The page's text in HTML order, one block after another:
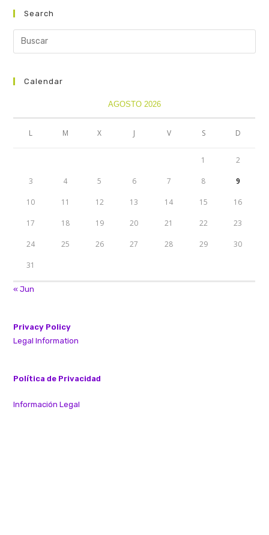
Search
Calendar
AGOSTO 2026
L M X J V S D
1 2
3 4 5 6 7 8 9
10 11 12 13 14 15 16
17 18 19 20 21 22 23
24 25 26 27 28 29 30
31
« Jun
Privacy Policy
Legal Information
Política de Privacidad
Información Legal